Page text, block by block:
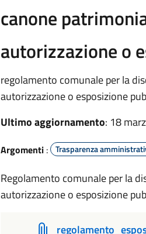
canone
autorizzazione o
regolamento comunale per la
autorizzazione o esposizione
Ultimo aggiornamento: 18
Argomenti : Trasparenza
Regolamento comunale per la
autorizzazione o esposizione